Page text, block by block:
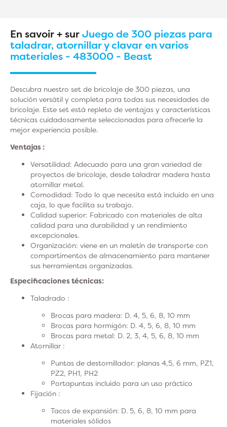
En savoir + surJuego de 300 piezas para
taladrar, atornillar y clavar en varios
materiales - 483000 - Beast
Descubra nuestro set de bricolaje de 300 piezas, una
solución versátil y completa para todas sus necesidades de
bricolaje. Este set está repleto de ventajas y características
técnicas cuidadosamente seleccionadas para ofrecerle la
mejor experiencia posible.
Ventajas :
Versatilidad: Adecuado para una gran variedad de
proyectos de bricolaje, desde taladrar madera hasta
atornillar metal.
Comodidad: Todo lo que necesita está incluido en una
caja, lo que facilita su trabajo.
Calidad superior: Fabricado con materiales de alta
calidad para una durabilidad y un rendimiento
excepcionales.
Organización: viene en un maletín de transporte con
compartimentos de almacenamiento para mantener
sus herramientas organizadas.
Especificaciones técnicas:
Taladrado :
Brocas para madera: D. 4, 5, 6, 8, 10 mm
Brocas para hormigón: D. 4, 5, 6, 8, 10 mm
Brocas para metal: D. 2, 3, 4, 5, 6, 8, 10 mm
Atornillar :
Puntas de destornillador: planas 4,5, 6 mm, PZ1,
PZ2, PH1, PH2
Portapuntas incluido para un uso práctico
Fijación :
Tacos de expansión: D. 5, 6, 8, 10 mm para
materiales sólidos